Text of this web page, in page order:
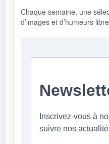
Chaque semaine, une
d’images et d’humeurs